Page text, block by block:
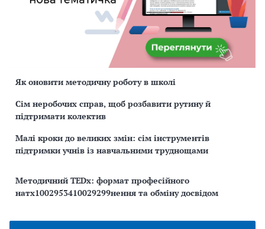
Як оновити методичну роботу в школі
Сім неробочих справ, щоб розбавити рутину й
підтримати колектив
Малі кроки до великих змін: сім інструментів
підтримки учнів із навчальними труднощами
Методичний TEDx: формат професійного
натх1002953410029299нення та обміну досвідом